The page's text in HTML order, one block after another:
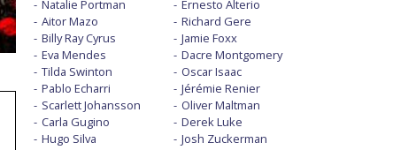
Natalie Portman
Aitor Mazo
Billy Ray Cyrus
Eva Mendes
Tilda Swinton
Pablo Echarri
Scarlett Johansson
Carla Gugino
Hugo Silva
Ernesto Alterio
Richard Gere
Jamie Foxx
Dacre Montgomery
Oscar Isaac
Jérémie Renier
Oliver Maltman
Derek Luke
Josh Zuckerman